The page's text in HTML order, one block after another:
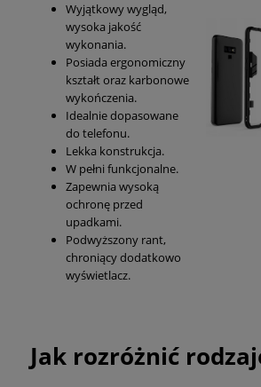
Wyjątkowy wygląd,
wysoka jakość
wykonania.
Posiada ergonomiczny
kształt oraz karbonowe
wykończenia.
Idealnie dopasowane
do telefonu.
Lekka konstrukcja.
W pełni funkcjonalne.
Zapewnia wysoką
ochronę przed
upadkami.
Podwyższony rant,
chroniący dodatkowo
wyświetlacz.
Jak rozróżnić